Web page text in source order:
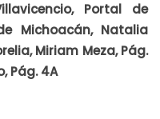
Portal de
Michoacán, Natalia
Miriam Meza, Pág.
Pág. 4A